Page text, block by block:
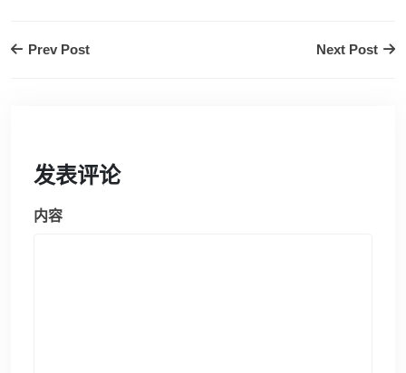
Prev Post Next Post
发表评论
内容